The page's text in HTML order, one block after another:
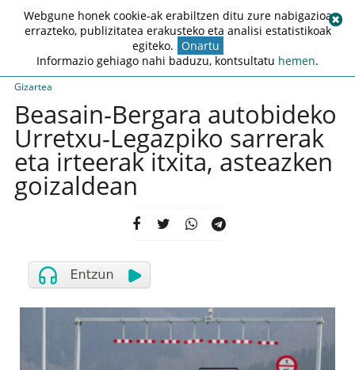
Gizartea
Beasain-Bergara autobideko
Urretxu-Legazpiko sarrerak
eta irteerak itxita, asteazken
goizaldean
Webgune honek cookie-ak erabiltzen ditu zure nabigazioa
errazteko, publizitatea erakusteko eta analisi estatistikoak
egiteko. Onartu
Informazio gehiago nahi baduzu, kontsultatu hemen.